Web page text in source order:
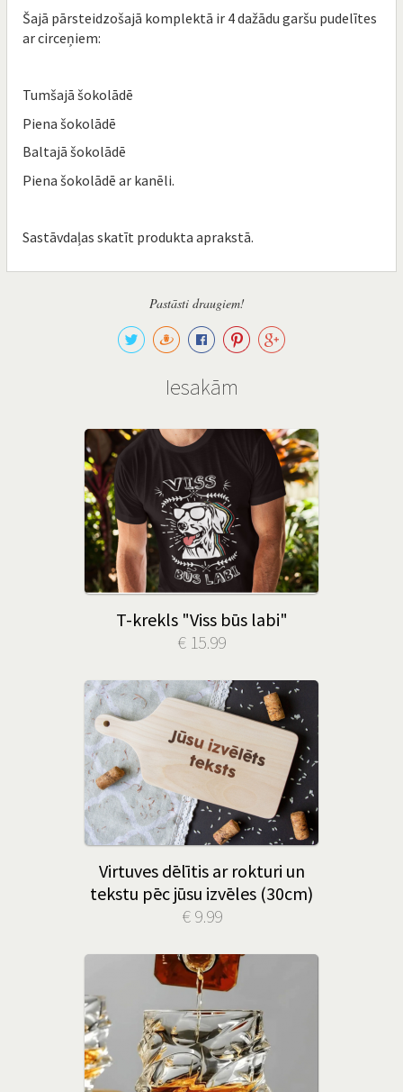
Šajā pārsteidzošajā komplektā ir 4 dažādu garšu pudelītes
ar circeņiem:
Tumšajā šokolādē
Piena šokolādē
Baltajā šokolādē
Piena šokolādē ar kanēli.
Sastāvdaļas skatīt produkta aprakstā.
Pastāsti draugiem!
Iesakām
T-krekls "Viss būs labi"
€ 15.99
Virtuves dēlītis ar rokturi un
tekstu pēc jūsu izvēles (30cm)
€ 9.99